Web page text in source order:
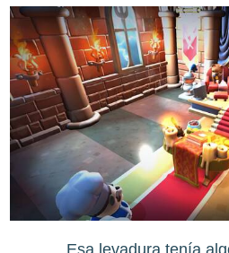
Esa levadura tenía